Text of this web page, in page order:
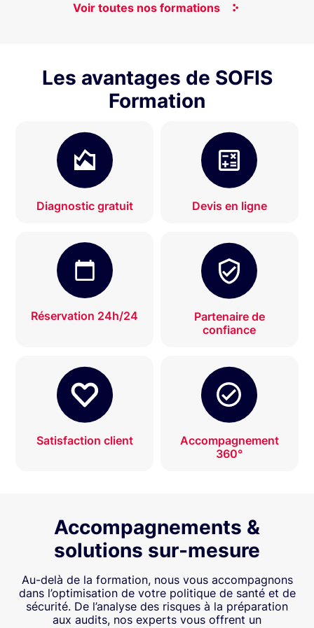
Voir toutes nos formations
Les avantages de SOFIS
Formation
Diagnostic gratuit Devis en ligne
Réservation 24h/24
Partenaire de
confiance
Satisfaction client
Accompagnement
360°
Accompagnements &
solutions sur-mesure
Au-delà de la formation, nous vous accompagnons
dans l’optimisation de votre politique de santé et de
sécurité. De l’analyse des risques à la préparation
aux audits, nos experts vous offrent un